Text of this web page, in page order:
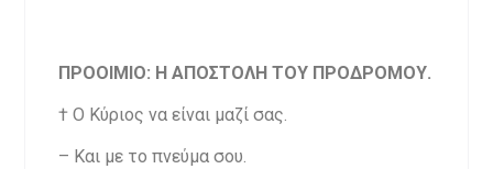
ΠΡΟΟΙΜΙΟ: Η ΑΠΟΣΤΟΛΗ ΤΟΥ ΠΡΟΔΡΟΜΟΥ.
† Ο Κύριος να είναι μαζί σας.
– Και με το πνεύμα σου.